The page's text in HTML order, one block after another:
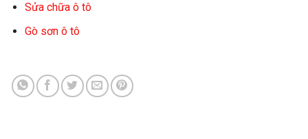
Sửa chữa ô tô
Gò sơn ô tô